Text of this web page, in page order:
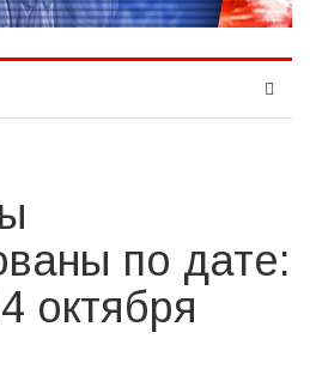
по дате:
октября